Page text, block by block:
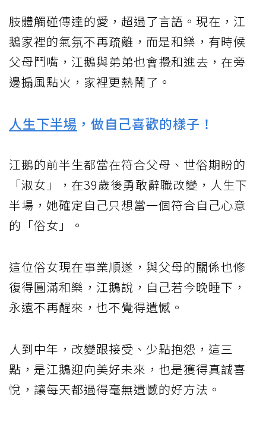
肢體觸碰傳達的愛，超過了言語。現在，江
鵝家裡的氣氛不再疏離，而是和樂，有時候
父母鬥嘴，江鵝與弟弟也會攪和進去，在旁
邊搧風點火，家裡更熱鬧了。
人生下半場 ，做自己喜歡的樣子！
江鵝的前半生都當在符合父母、世俗期盼的
「淑女」，在39歲後勇敢辭職改變，人生下
半場，她確定自己只想當一個符合自己心意
的「俗女」。
這位俗女現在事業順遂，與父母的關係也修
復得圓滿和樂，江鵝說，自己若今晚睡下，
永遠不再醒來，也不覺得遺憾。
人到中年，改變跟接受、少點抱怨，這三
點，是江鵝迎向美好未來，也是獲得真誠喜
悅，讓每天都過得毫無遺憾的好方法。